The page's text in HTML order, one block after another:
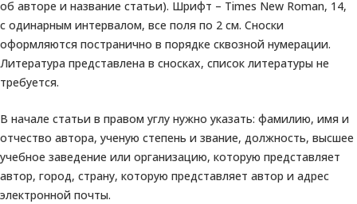
об авторе и название статьи). Шрифт – Times New Roman, 14,
с одинарным интервалом, все поля по 2 см. Сноски
оформляются постранично в порядке сквозной нумерации.
Литература представлена в сносках, список литературы не
требуется.
В начале статьи в правом углу нужно указать: фамилию, имя и
отчество автора, ученую степень и звание, должность, высшее
учебное заведение или организацию, которую представляет
автор, город, страну, которую представляет автор и адрес
электронной почты.